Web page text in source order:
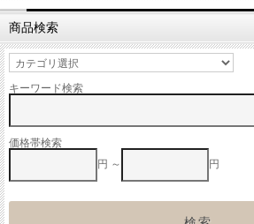
商品検索
キーワード検索
価格帯検索
円 ～
円